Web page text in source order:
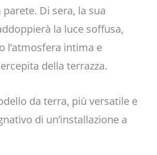
Di sera, la sua
la luce soffusa,
l’atmosfera intima e
della terrazza.
da terra, più versatile e
di un’installazione a